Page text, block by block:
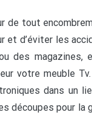
de tout
et d’éviter les
des magazines,
votre meuble
dans un
découpes pour la